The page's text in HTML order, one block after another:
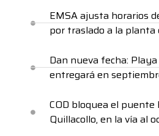
EMSA ajusta horarios
por traslado a la planta
Dan nueva fecha:
entregará en
COD bloquea el
Quillacollo, en la vía al